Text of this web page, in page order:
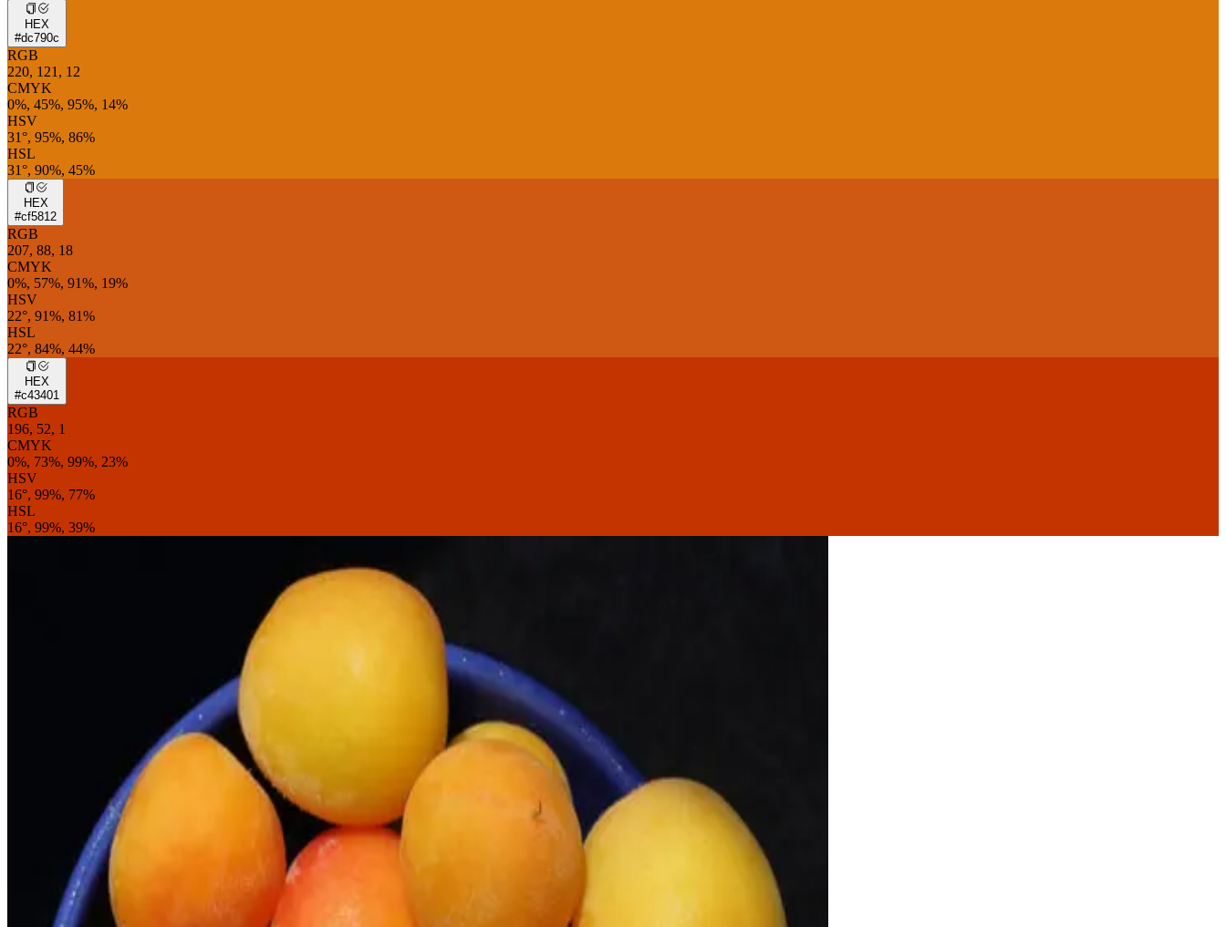
HEX
#dc790c
RGB
220, 121, 12
CMYK
0%, 45%, 95%, 14%
HSV
31°, 95%, 86%
HSL
31°, 90%, 45%
HEX
#cf5812
RGB
207, 88, 18
CMYK
0%, 57%, 91%, 19%
HSV
22°, 91%, 81%
HSL
22°, 84%, 44%
HEX
#c43401
RGB
196, 52, 1
CMYK
0%, 73%, 99%, 23%
HSV
16°, 99%, 77%
HSL
16°, 99%, 39%